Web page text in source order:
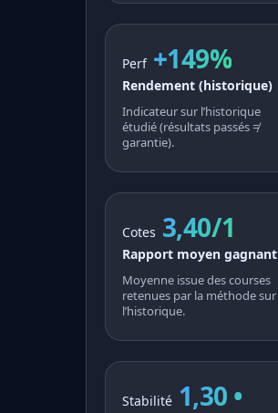
Perf+149%
Rendement (historique)
Indicateur sur l’historique
étudié (résultats passés ≠
garantie).
Cotes 3,40/1
Rapport moyen gagnant
Moyenne issue des courses
retenues par la méthode sur
l’historique.
Stabilité 1,30 •